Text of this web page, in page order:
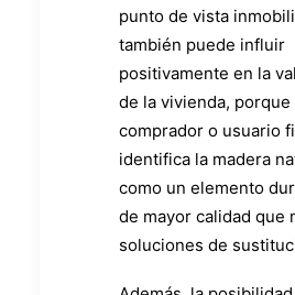
punto de vista
también puede influir
positivamente en la
de la vivienda, porque
comprador o usuario
identifica la madera
como un elemento
de mayor calidad que
soluciones de